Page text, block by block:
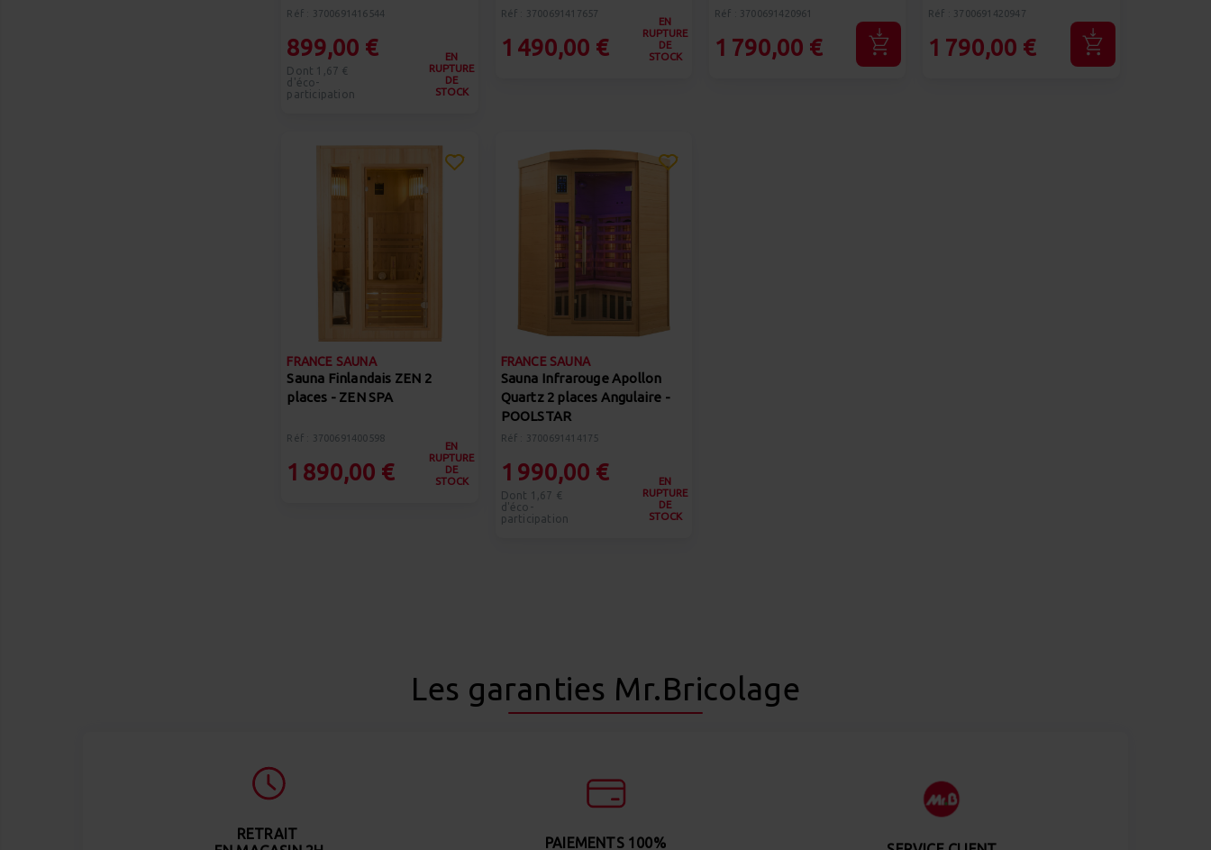
Réf : 3700691416544
899,00 €
Dont 1,67 €
d'éco-
participation
EN
RUPTURE
DE
STOCK
Réf : 3700691417657
1 490,00 €
EN
RUPTURE
DE
STOCK
Réf : 3700691420961
1 790,00 €
Réf : 3700691420947
1 790,00 €
FRANCE SAUNA
Sauna Finlandais ZEN 2
places - ZEN SPA
Réf : 3700691400598
1 890,00 €
EN
RUPTURE
DE
STOCK
FRANCE SAUNA
Sauna Infrarouge Apollon
Quartz 2 places Angulaire -
POOLSTAR
Réf : 3700691414175
1 990,00 €
Dont 1,67 €
d'éco-
participation
EN
RUPTURE
DE
STOCK
Les garanties Mr.Bricolage
RETRAIT
PAIEMENTS 100%